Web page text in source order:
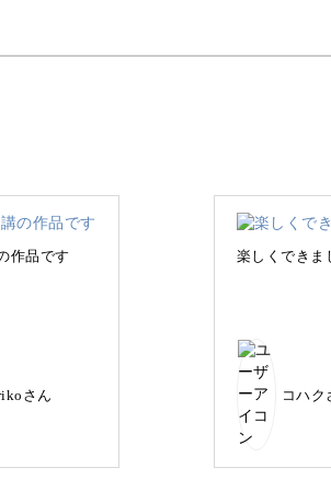
かわからない」
ない」
えの基本を、Kurumi先生がわかり
の扱い方や植え方のポイントなどを
植えにチャレンジしましょう！
作品です
さん
楽しくできま
コハク